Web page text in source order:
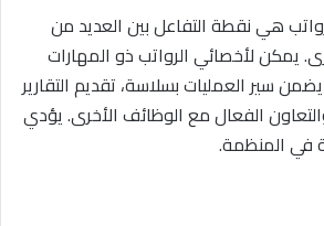
هي نقطة التفاعل بين العديد من
يمكن لأخصائي الرواتب ذو المهارات
سير العمليات بسلاسة، تقديم التقارير
الفعال مع الوظائف الأخرى. يؤدي
في المنظمة.